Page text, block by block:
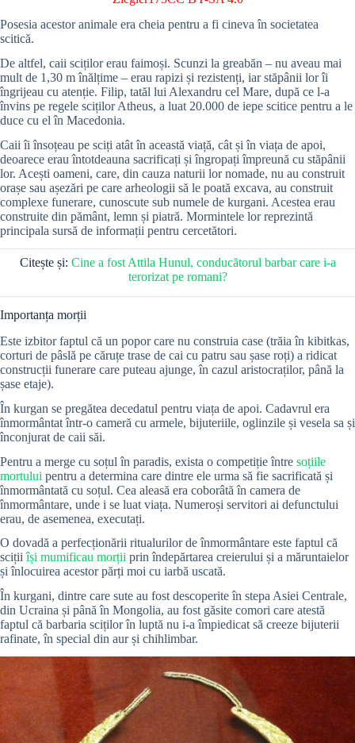
Posesia acestor animale era cheia pentru a fi cineva în societatea
scitică.
De altfel, caii sciților erau faimoși. Scunzi la greabăn – nu aveau mai
mult de 1,30 m înălțime – erau rapizi și rezistenți, iar stăpânii lor îi
îngrijeau cu atenție. Filip, tatăl lui Alexandru cel Mare, după ce l-a
învins pe regele sciților Atheus, a luat 20.000 de iepe scitice pentru a le
duce cu el în Macedonia.
Caii îi însoțeau pe sciți atât în această viață, cât și în viața de apoi,
deoarece erau întotdeauna sacrificați și îngropați împreună cu stăpânii
lor. Acești oameni, care, din cauza naturii lor nomade, nu au construit
orașe sau așezări pe care arheologii să le poată excava, au construit
complexe funerare, cunoscute sub numele de kurgani. Acestea erau
construite din pământ, lemn și piatră. Mormintele lor reprezintă
principala sursă de informații pentru cercetători.
Citește și: Cine a fost Attila Hunul, conducătorul barbar care i-a
terorizat pe romani?
Importanța morții
Este izbitor faptul că un popor care nu construia case (trăia în kibitkas,
corturi de pâslă pe căruțe trase de cai cu patru sau șase roți) a ridicat
construcții funerare care puteau ajunge, în cazul aristocraților, până la
șase etaje).
În kurgan se pregătea decedatul pentru viața de apoi. Cadavrul era
înmormântat într-o cameră cu armele, bijuteriile, oglinzile și vesela sa și
înconjurat de caii săi.
Pentru a merge cu soțul în paradis, exista o competiție între soțiile
mortului pentru a determina care dintre ele urma să fie sacrificată și
înmormântată cu soțul. Cea aleasă era coborâtă în camera de
înmormântare, unde i se luat viața. Numeroși servitori ai defunctului
erau, de asemenea, executați.
O dovadă a perfecționării ritualurilor de înmormântare este faptul că
scițiiîși mumificau morții prin îndepărtarea creierului și a măruntaielor
și înlocuirea acestor părți moi cu iarbă uscată.
În kurgani, dintre care sute au fost descoperite în stepa Asiei Centrale,
din Ucraina și până în Mongolia, au fost găsite comori care atestă
faptul că barbaria sciților în luptă nu i-a împiedicat să creeze bijuterii
rafinate, în special din aur și chihlimbar.